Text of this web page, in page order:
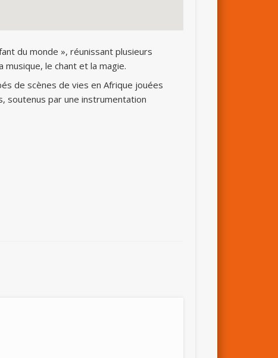
du monde », réunissant plusieurs
le chant et la magie.
de scènes de vies en Afrique jouées
soutenus par une instrumentation